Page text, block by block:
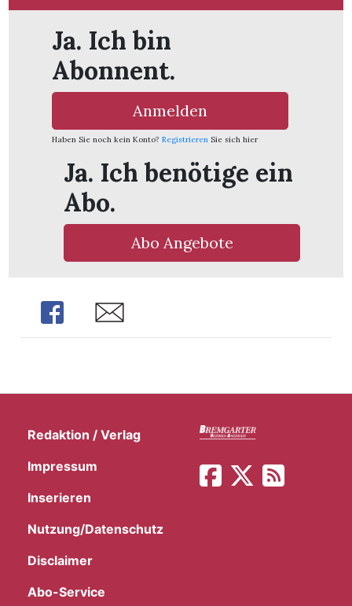
Ja. Ich bin
Abonnent.
Anmelden
Haben Sie noch kein Konto? Registrieren Sie sich hier
Ja. Ich benötige ein
Abo.
Abo Angebote
Share Share
Redaktion / Verlag
Impressum
Inserieren
Nutzung/Datenschutz
Disclaimer
Abo-Service